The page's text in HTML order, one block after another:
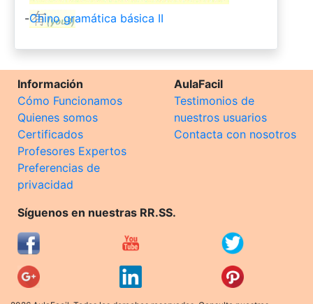
-Chino gramática básica II
Información
Cómo Funcionamos
Quienes somos
Certificados
Profesores Expertos
Preferencias de
privacidad
AulaFacil
Testimonios de
nuestros usuarios
Contacta con nosotros
Síguenos en nuestras RR.SS.